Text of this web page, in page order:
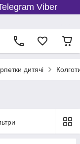
Viber
дитячі